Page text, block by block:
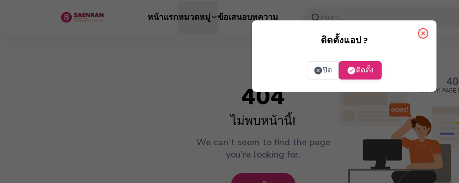
หน้าแรกหมวดหมู่ ข้อเสนอบทความ
ติดตั้งแอป ?
ปิด ติดตั้ง
404
ไม่พบหน้านี้!
We can’t seem to find the page
you're looking for.